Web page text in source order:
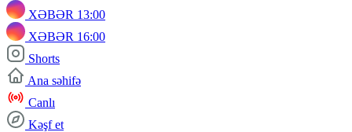
XƏBƏR 13:00
XƏBƏR 16:00
Shorts
Ana səhifə
Canlı
Kəşf et